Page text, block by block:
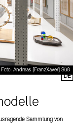
Andreas [FranzXaver] Süß
Sammlung von
DE